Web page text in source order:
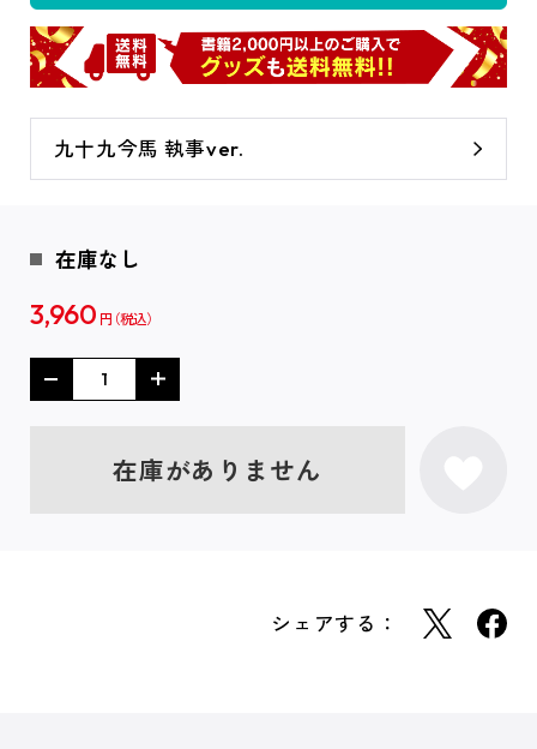
九十九今馬 執事ver.
在庫なし
3,960 円
在庫がありません
シェアする：